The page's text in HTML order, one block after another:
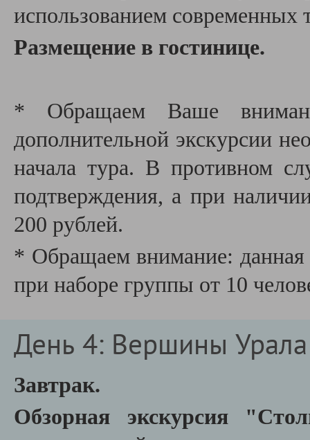
использованием современных
Размещение в гостинице.
* Обращаем Ваше
дополнительной экскурсии
начала тура. В противном
подтверждения, а при
200 рублей.
* Обращаем внимание: данная
при наборе группы от 10
День 4: Вершины Урала
Завтрак.
Обзорная экскурсия